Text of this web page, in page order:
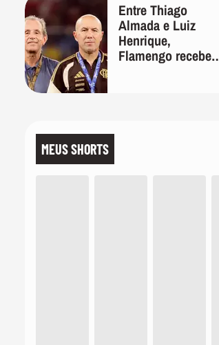
Entre Thiago
Almada e Luiz
Henrique,
Flamengo recebeu
MEUS SHORTS